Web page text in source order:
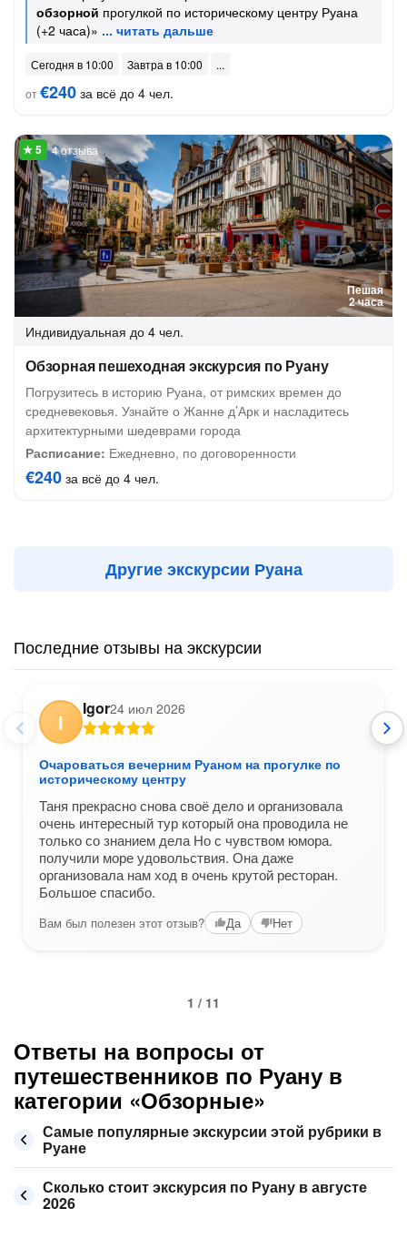
обзорной прогулкой по историческому центру Руана
(+2 часа)»
Сегодня в 10:00
Завтра в 10:00
от€240 за всё до 4 чел.
Пешая
2 часа
4 отзыва
Индивидуальная до 4 чел.
Обзорная пешеходная экскурсия по Руану
Погрузитесь в историю Руана, от римских времен до
средневековья. Узнайте о Жанне д’Арк и насладитесь
архитектурными шедеврами города
Расписание: Ежедневно, по договоренности
€240 за всё до 4 чел.
Другие экскурсии Руана
Последние отзывы на экскурсии
I
Igor24 июл 2026
Очароваться вечерним Руаном на прогулке по
историческому центру
Таня прекрасно снова своё дело и организовала
очень интересный тур который она проводила не
только со знанием дела Но с чувством юмора.
получили море удовольствия. Она даже
организовала нам ход в очень крутой ресторан.
Большое спасибо.
Вам был полезен этот отзыв? Да Нет
1 / 11
Ответы на вопросы от
путешественников по Руану в
категории «Обзорные»
Самые популярные экскурсии этой рубрики в
Руане
Сколько стоит экскурсия по Руану в августе
2026